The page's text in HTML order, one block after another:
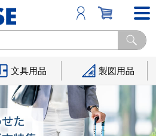
文具用品 製図用品